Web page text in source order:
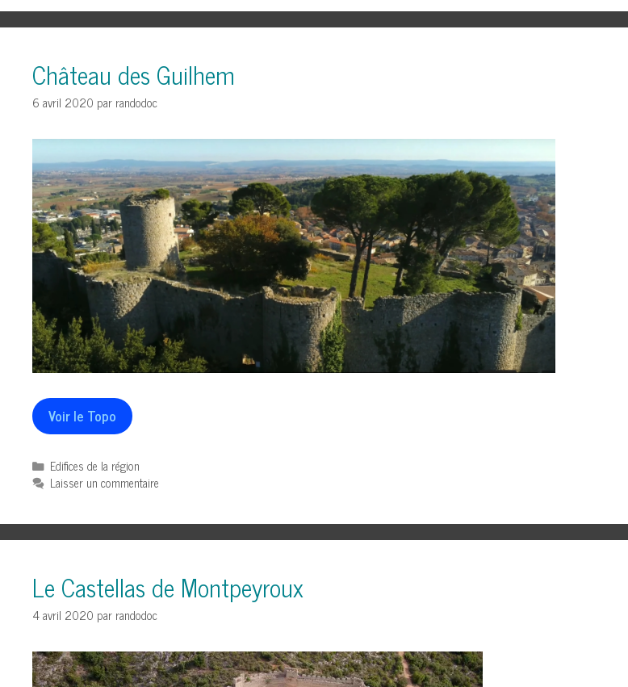
Château des Guilhem
6 avril 2020 par randodoc
Voir le Topo
Catégories
Edifices de la région
Laisser un commentaire
Le Castellas de Montpeyroux
4 avril 2020 par randodoc